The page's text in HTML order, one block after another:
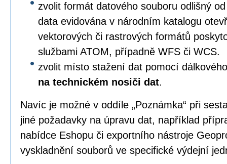
zvolit formát datového souboru odlišný
data evidována v národním katalogu
vektorových či rastrových formátů
službami ATOM, případně WFS či WCS.
zvolit místo stažení dat pomocí
na technickém nosiči dat.
Navíc je možné v oddíle „Poznámka“ při
jiné požadavky na úpravu dat, například
nabídce Eshopu či exportního nástroje
vyskladnění souborů ve specifické výdejní